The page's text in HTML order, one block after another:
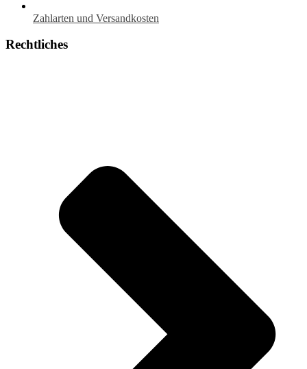
Zahlarten und Versandkosten
Rechtliches